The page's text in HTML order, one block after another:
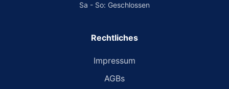
Sa - So: Geschlossen
Rechtliches
Impressum
AGBs